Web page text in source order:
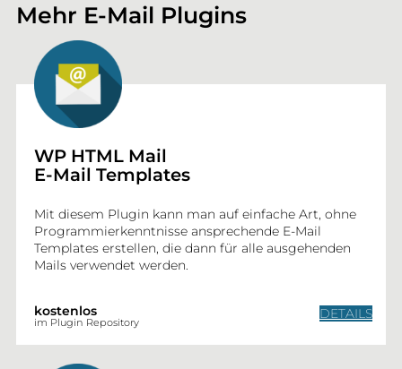
Mehr E-Mail Plugins
WP HTML Mail
E-Mail Templates
Mit diesem Plugin kann man auf einfache Art, ohne
Programmierkenntnisse ansprechende E-Mail
Templates erstellen, die dann für alle ausgehenden
Mails verwendet werden.
kostenlos
im Plugin Repository
DETAILS